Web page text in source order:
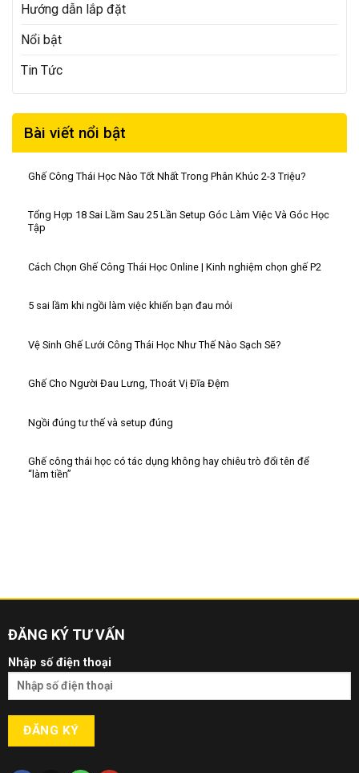
Hướng dẫn lắp đặt
Nổi bật
Tin Tức
Bài viết nổi bật
Ghế Công Thái Học Nào Tốt Nhất Trong Phân Khúc 2-3 Triệu?
Tổng Hợp 18 Sai Lầm Sau 25 Lần Setup Góc Làm Việc Và Góc Học
Tập
Cách Chọn Ghế Công Thái Học Online | Kinh nghiệm chọn ghế P2
5 sai lầm khi ngồi làm việc khiến bạn đau mỏi
Vệ Sinh Ghế Lưới Công Thái Học Như Thế Nào Sạch Sẽ?
Ghế Cho Người Đau Lưng, Thoát Vị Đĩa Đệm
Ngồi đúng tư thế và setup đúng
Ghế công thái học có tác dụng không hay chiêu trò đổi tên để
“làm tiền”
ĐĂNG KÝ TƯ VẤN
Nhập số điện thoại